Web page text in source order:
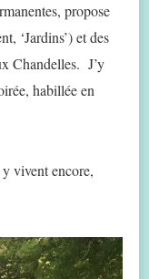
propose
‘Jardins’) et des
Chandelles. J’y
habillée en
vivent encore,